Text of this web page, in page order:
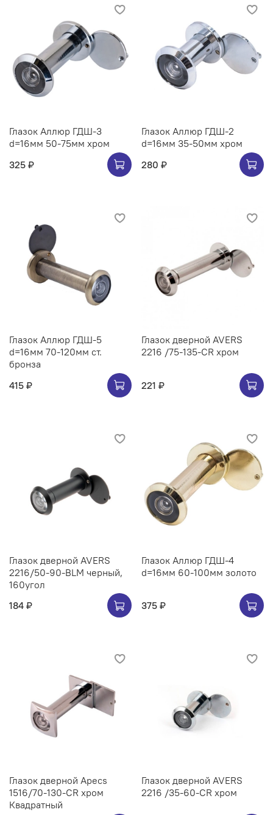
Глазок Аллюр ГДШ-3
d=16мм 50-75мм хром
325 ₽
Глазок Аллюр ГДШ-2
d=16мм 35-50мм хром
280 ₽
Глазок Аллюр ГДШ-5
d=16мм 70-120мм ст.
бронза
415 ₽
Глазок дверной AVERS
2216 /75-135-CR хром
221 ₽
Глазок дверной AVERS
2216/50-90-BLM черный,
160угол
184 ₽
Глазок Аллюр ГДШ-4
d=16мм 60-100мм золото
375 ₽
Глазок дверной Apecs
1516/70-130-CR хром
Квадратный
Глазок дверной AVERS
2216 /35-60-CR хром